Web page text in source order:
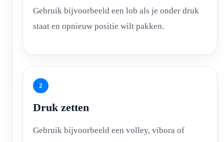
Gebruik bijvoorbeeld een lob als je onder druk
staat en opnieuw positie wilt pakken.
2
Druk zetten
Gebruik bijvoorbeeld een volley, vibora of